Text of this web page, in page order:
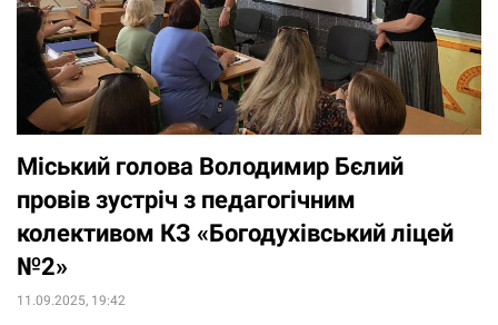
Міський голова Володимир Бєлий
провів зустріч з педагогічним
колективом КЗ «Богодухівський ліцей
№2»
11.09.2025, 19:42